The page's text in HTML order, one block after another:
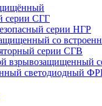
серии СГГ
серии НГР
со
серии СГВ
взрывозащищенный
светодиодный